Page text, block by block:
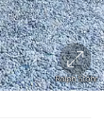
Ralph Stöhr